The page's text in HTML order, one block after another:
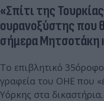
«Σπίτι της
ουρανοξύστης που
σήμερα Μητσοτάκη
Το επιβλητικό
γραφεία του ΟΗΕ που
Υόρκης στα δικαστήρια.